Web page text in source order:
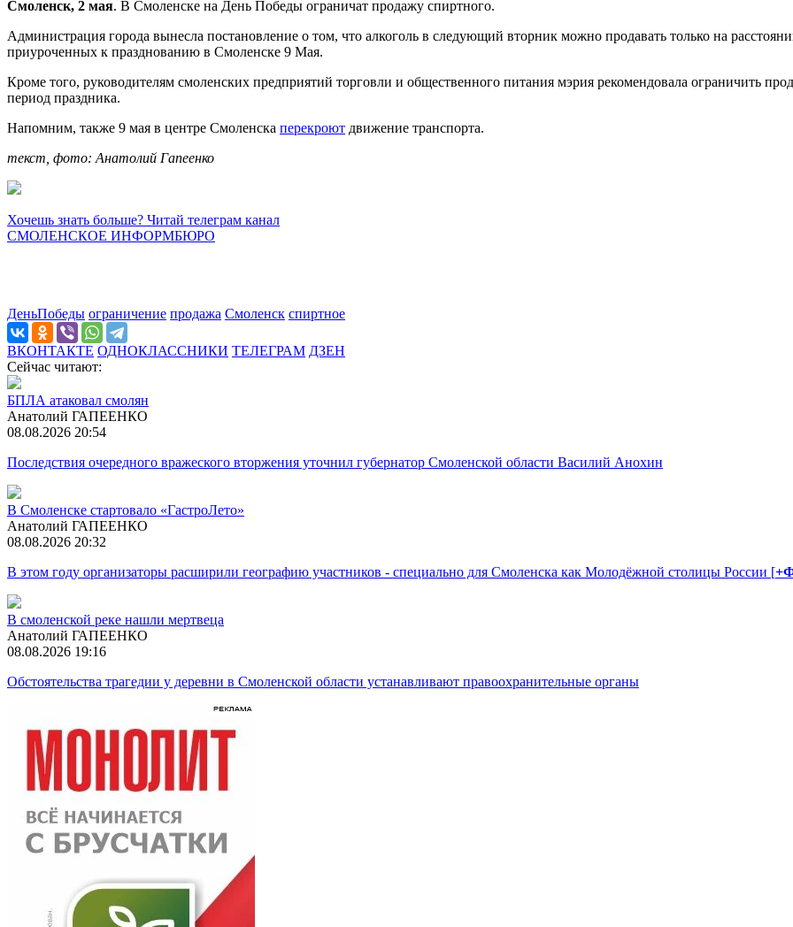
Смоленск, 2 мая. В Смоленске на День Победы ограничат продажу спиртного.
Администрация города вынесла постановление о том, что алкоголь в следующий вторник можно продавать только на
приуроченных к празднованию в Смоленске 9 Мая.
Кроме того, руководителям смоленских предприятий торговли и общественного питания мэрия рекомендовала ограничить
период праздника.
Напомним, также 9 мая в центре Смоленска перекроют движение транспорта.
текст, фото: Анатолий Гапеенко
Хочешь знать больше? Читай телеграм канал
СМОЛЕНСКОЕ ИНФОРМБЮРО
ДеньПобеды ограничение продажа Смоленск спиртное
ВКОНТАКТЕ ОДНОКЛАССНИКИ ТЕЛЕГРАМ ДЗЕН
Сейчас читают:
БПЛА атаковал смолян
Анатолий ГАПЕЕНКО
08.08.2026 20:54
Последствия очередного вражеского вторжения уточнил губернатор Смоленской области Василий Анохин
В Смоленске стартовало «ГастроЛето»
Анатолий ГАПЕЕНКО
08.08.2026 20:32
В этом году организаторы расширили географию участников - специально для Смоленска как Молодёжной столицы России [
В смоленской реке нашли мертвеца
Анатолий ГАПЕЕНКО
08.08.2026 19:16
Обстоятельства трагедии у деревни в Смоленской области устанавливают правоохранительные органы